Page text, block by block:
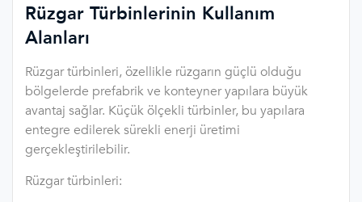
Rüzgar Türbinlerinin Kullanım
Alanları
Rüzgar türbinleri, özellikle rüzgarın güçlü olduğu
bölgelerde prefabrik ve konteyner yapılara büyük
avantaj sağlar. Küçük ölçekli türbinler, bu yapılara
entegre edilerek sürekli enerji üretimi
gerçekleştirilebilir.
Rüzgar türbinleri: